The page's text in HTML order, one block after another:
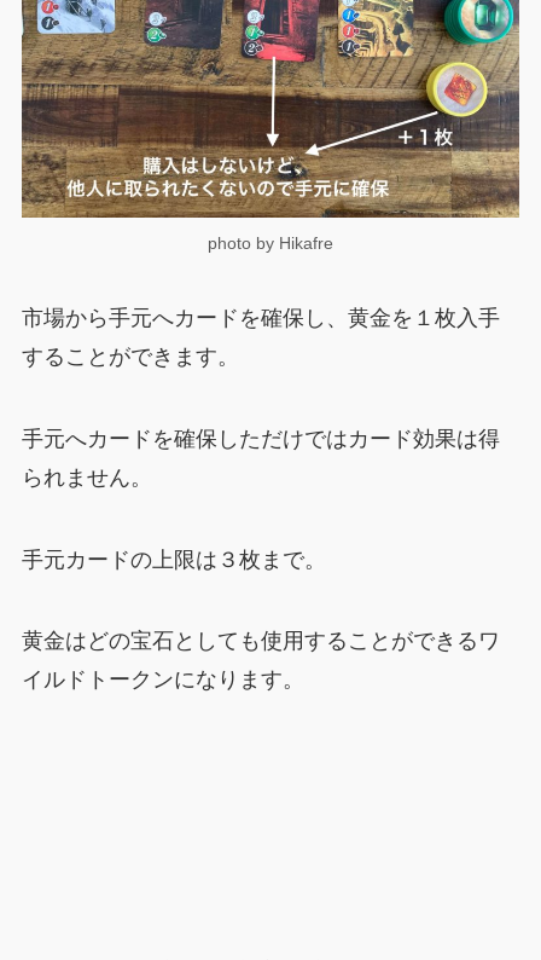
photo by Hikafre
市場から手元へカードを確保し、黄金を１枚入手
することができます。
手元へカードを確保しただけではカード効果は得
られません。
手元カードの上限は３枚まで。
黄金はどの宝石としても使用することができるワ
イルドトークンになります。